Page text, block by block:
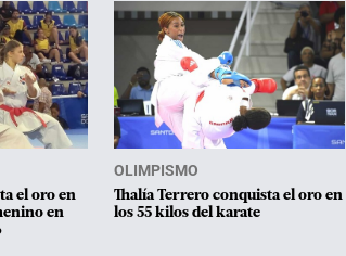
1
1
1
1
0
0
0
0
el oro en
en
OLIMPISMO
Thalía Terrero conquista el oro en
los 55 kilos del karate